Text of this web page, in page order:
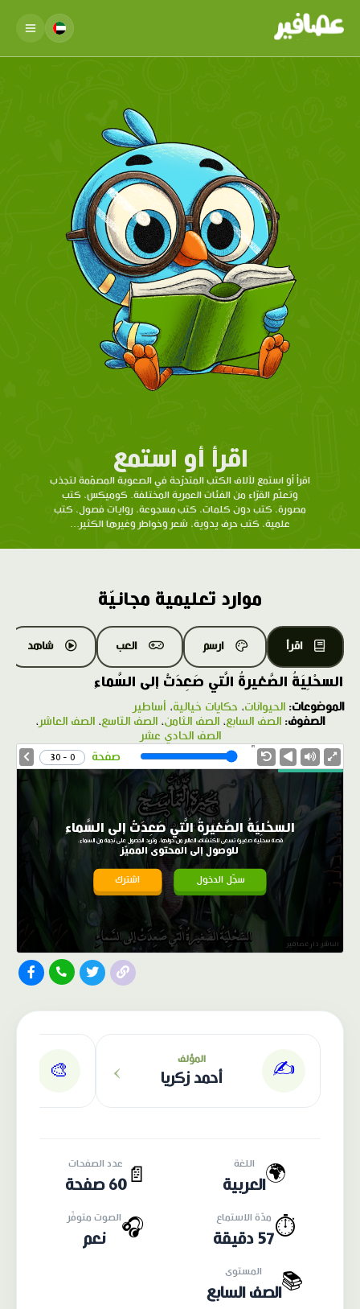
اقرأ أو استمع
اقرأ أو استمع لآلاف الكتب المتدرّحة في الصعوبة المصمّمة لتجذب
وتعلّم القرّاء من الفئات العمرية المختلفة. كوميكس، كتب
مصورة، كتب دون كلمات، كتب مسجوعة، روايات فصول، كتب
علمية، كتب حرف يدوية، شعر وخواطر وغيرها الكثير...
موارد تعليمية مجانيّة
اقرأ ارسم العب شاهد
السحْلِيَةُ الصَّغيرةُ الَّتي صَعِدَتْ إلى السَّماءِ
الموضوعات: الحيوانات، حكايات خيالية،
أساطير
الصفوف: الصف السابع، الصف الثامن، الصف التاسع، الصف العاشر،
الصف الحادي عشر
صفحة 0 - 30
السحْلِيَةُ الصَّغيرةُ الَّتي صَعِدَتْ إلى السَّماءِ
قصة سحلية صغيرة تسعى لاكتشاف العالم من حولها، وتريد الحصول على نجمة من السماء.
للوصول إلى المحتوى المميّز
سجّل الدخول اشترك
الناشر: دار عصافير
✍️ المؤلف
أحمد زكريا ›
🎨
🌍 اللغة
العربية 📄
عدد الصفحات
60 صفحة
⏱️ مدّة الاستماع
57 دقيقة
🎧الصوت متوفّر
نعم
📚 المستوى
الصف السابع